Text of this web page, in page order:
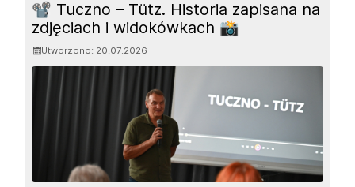
📽️ Tuczno – Tütz. Historia zapisana na
zdjęciach i widokówkach 📸
Utworzono: 20.07.2026